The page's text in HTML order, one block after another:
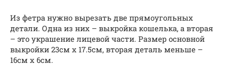
Из фетра нужно вырезать две прямоугольных
детали. Одна из них – выкройка кошелька, а вторая
– это украшение лицевой части. Размер основной
выкройки 23см х 17.5см, вторая деталь меньше –
16см х 6см.